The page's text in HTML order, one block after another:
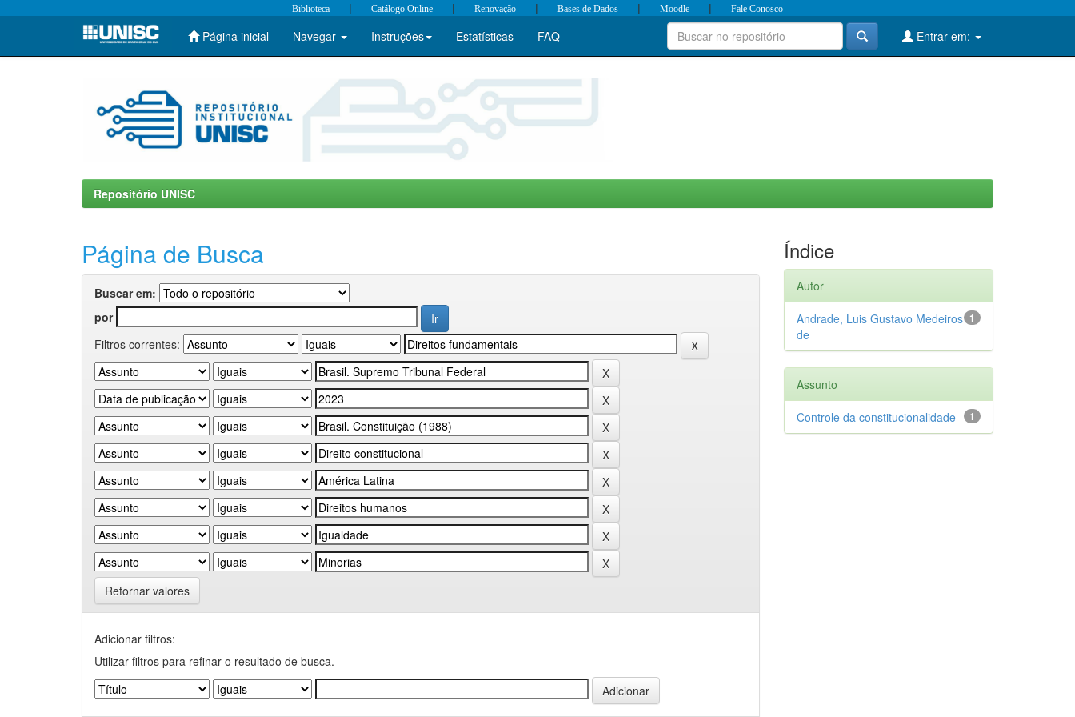
Skip
Biblioteca | Catálogo Online | Renovação | Bases de Dados | Moodle | Fale Conosco
Página inicial Navegar Instruções Estatísticas FAQ Entrar em:
Repositório UNISC
Página de Busca
Buscar em:
por
Filtros correntes:
Retornar valores
Adicionar filtros:
Utilizar filtros para refinar o resultado de busca.
Índice
Autor
1
Andrade, Luis Gustavo Medeiros
de
Assunto
1
Controle da constitucionalidade